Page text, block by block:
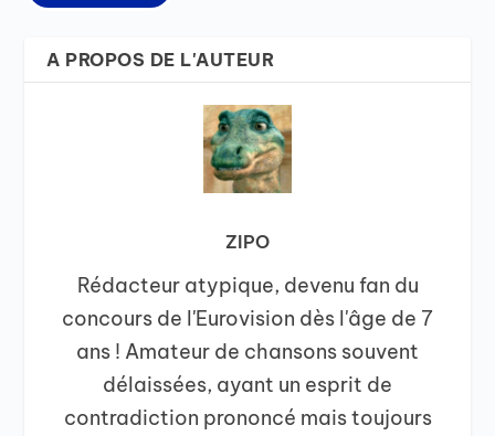
A PROPOS DE L'AUTEUR
ZIPO
Rédacteur atypique, devenu fan du
concours de l'Eurovision dès l'âge de 7
ans ! Amateur de chansons souvent
délaissées, ayant un esprit de
contradiction prononcé mais toujours